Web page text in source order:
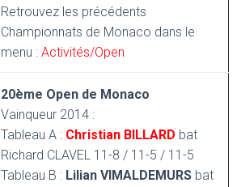
Retrouvez les précédents
Championnats de Monaco dans le
menu : Activités/Open
20ème Open de Monaco
Vainqueur 2014 :
Tableau A : Christian BILLARD bat
Richard CLAVEL 11-8 / 11-5 / 11-5
Tableau B : Lilian VIMALDEMURS bat